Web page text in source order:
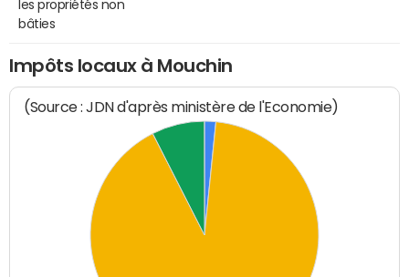
les propriétés non
bâties
Impôts locaux à Mouchin
(Source : JDN d'après ministère de l'Economie)